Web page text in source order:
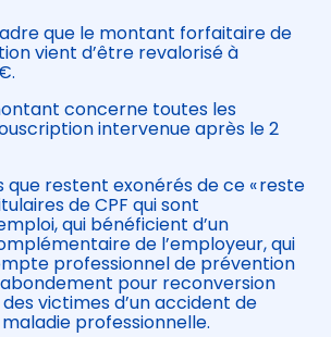
que le montant forfaitaire de
vient d’être revalorisé à
concerne toutes les
intervenue après le 2
que restent exonérés de ce « reste
de CPF qui sont
qui bénéficient d’un
de l’employeur, qui
professionnel de prévention
pour reconversion
victimes d’un accident de
professionnelle.